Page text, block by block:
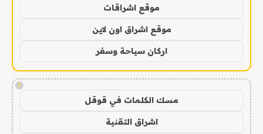
موقع اشراقات
موقع اشراق اون لاين
اركان سياحة وسفر
!
مسك الكلمات في قوقل
اشراق التقنية